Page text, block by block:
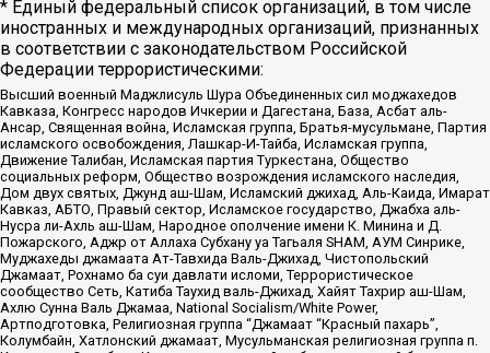
* Единый федеральный список организаций, в том числе
иностранных и международных организаций, признанных
в соответствии с законодательством Российской
Федерации террористическими:
Высший военный Маджлисуль Шура Объединенных сил моджахедов
Кавказа, Конгресс народов Ичкерии и Дагестана, База, Асбат аль-
Ансар, Священная война, Исламская группа, Братья-мусульмане, Партия
исламского освобождения, Лашкар-И-Тайба, Исламская группа,
Движение Талибан, Исламская партия Туркестана, Общество
социальных реформ, Общество возрождения исламского наследия,
Дом двух святых, Джунд аш-Шам, Исламский джихад, Аль-Каида, Имарат
Кавказ, АБТО, Правый сектор, Исламское государство, Джабха аль-
Нусра ли-Ахль аш-Шам, Народное ополчение имени К. Минина и Д.
Пожарского, Аджр от Аллаха Субхану уа Тагьаля SHAM, АУМ Синрике,
Муджахеды джамаата Ат-Тавхида Валь-Джихад, Чистопольский
Джамаат, Рохнамо ба суи давлати исломи, Террористическое
сообщество Сеть, Катиба Таухид валь-Джихад, Хайят Тахрир аш-Шам,
Ахлю Сунна Валь Джамаа, National Socialism/White Power,
Артподготовка, Религиозная группа “Джамаат “Красный пахарь”,
Колумбайн, Хатлонский джамаат, Мусульманская религиозная группа п.